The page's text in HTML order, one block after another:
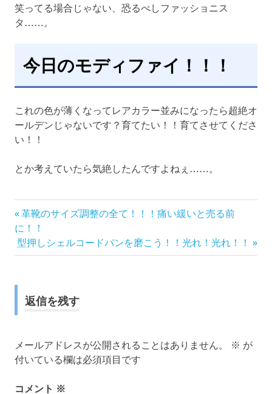
笑ってる場合じゃない、恐るべしファッショニス
タ……。
今日のモディファイ！！！
これの色が薄くなってレアカラー並みになったら超絶オ
ールデンじゃないです？育てたい！！育てさせてくださ
い！！
とか考えていたら気絶したんですよねぇ……。
投
稿
ビ
ゲ
ー
シ
前
の
記
事:
革靴のサイズ調整の全て！！！痛い緩いと売る前
に！！
次
の
事:
型押しシェルコードバンを磨こう！！光れ！光れ！！
返信を残す
メールアドレスが公開されることはありません。 ※ が
付いている欄は必須項目です
コメント ※